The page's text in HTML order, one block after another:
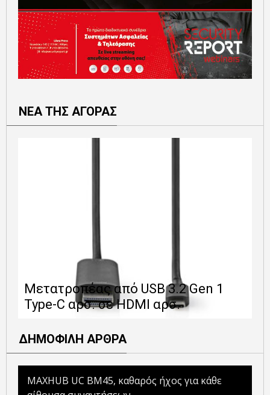
ΝΕΑ ΤΗΣ ΑΓΟΡΑΣ
Μετατροπέας από USB 3.2 Gen 1
Type-C αρσ. σε HDMI αρσ.
ΔΗΜΟΦΙΛΗ ΑΡΘΡΑ
MAXHUB UC BM45, καθαρός ήχος για κάθε